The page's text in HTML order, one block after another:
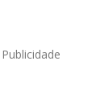
Publicidade